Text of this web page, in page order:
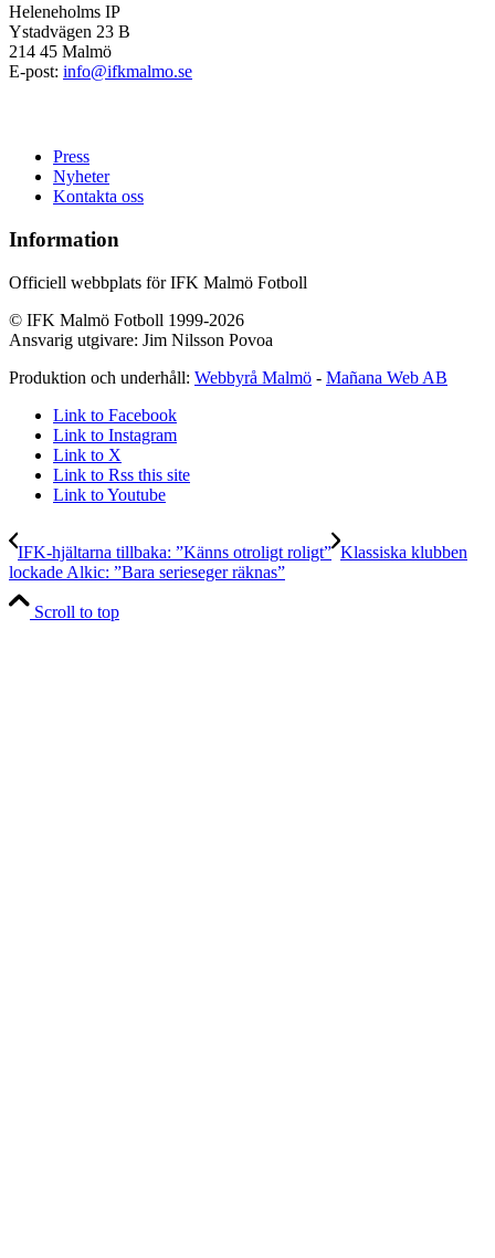
Heleneholms IP
Ystadvägen 23 B
214 45 Malmö
E-post: info@ifkmalmo.se
Press
Nyheter
Kontakta oss
Information
Officiell webbplats för IFK Malmö Fotboll
© IFK Malmö Fotboll 1999-2026
Ansvarig utgivare: Jim Nilsson Povoa
Produktion och underhåll: Webbyrå Malmö - Mañana Web AB
Link to Facebook
Link to Instagram
Link to X
Link to Rss this site
Link to Youtube
IFK-hjältarna tillbaka: ”Känns otroligt roligt” Klassiska klubben
lockade Alkic: ”Bara serieseger räknas”
Scroll to top